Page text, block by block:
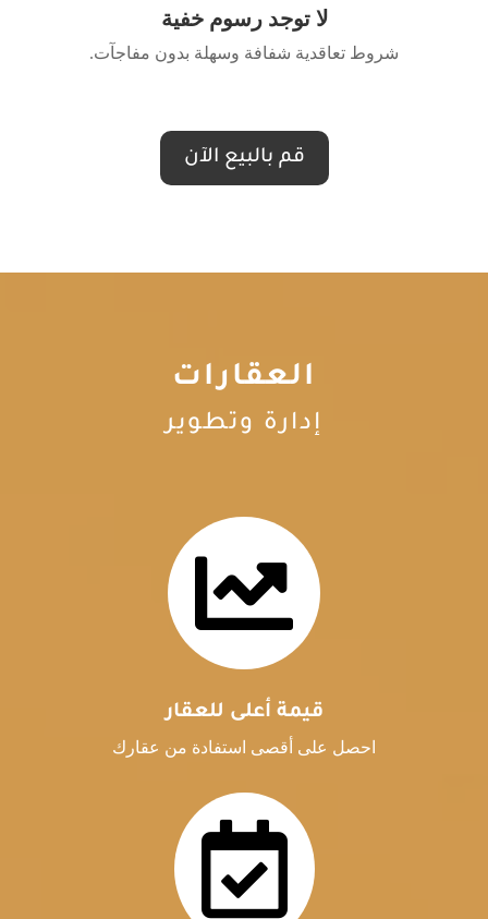
لا توجد رسوم خفية
شروط تعاقدية شفافة وسهلة بدون مفاجآت.
قم بالبيع الآن
العقارات
إدارة وتطوير

قيمة أعلى للعقار
احصل على أقصى استفادة من عقارك
